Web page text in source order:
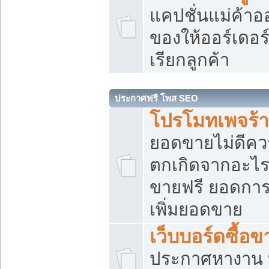
แคปชั่นแม่ค้าอ
ของให้ออร์เดอ
เรียกลูกค้า
ประกาศฟรี โพส SEO
โปรโมทเพจร้
ยอดขายไม่ดีค
ตกเกิดจากอะไ
ขายฟรี ยอดกา
เพิ่มยอดขาย
เว็บบอร์ดซื้อข
ประกาศหางาน